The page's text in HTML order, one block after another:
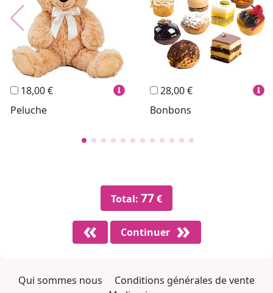
Personnalisés Hello Spank
Cadres Sexy
18,00 €
Peluche
28,00 €
Bonbons
Total: 77€
Continuer
Qui sommes nous
Conditions générales de vente